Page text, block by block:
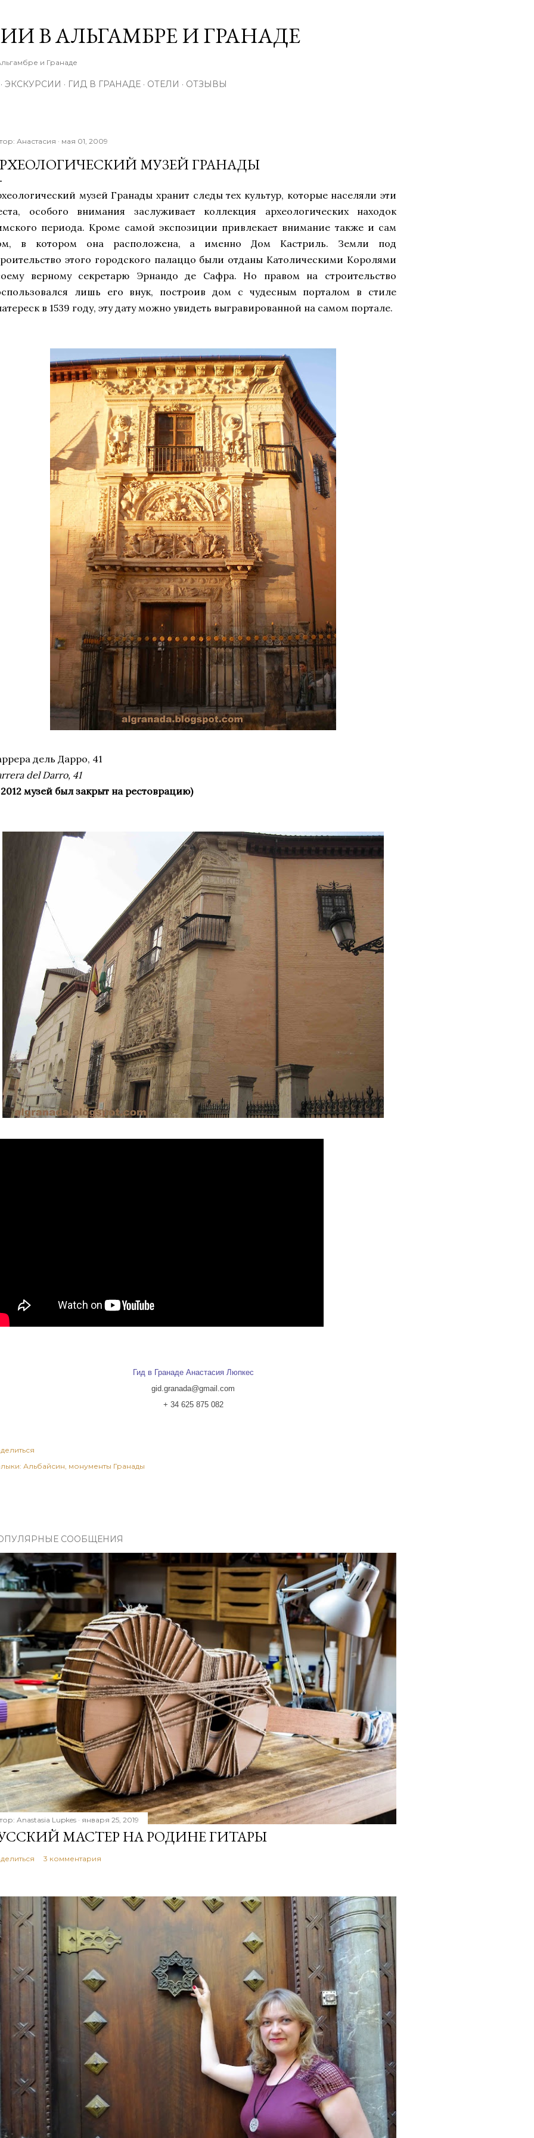
В АЛЬГАМБРЕ И ГРАНАДЕ
и Гранаде
ЭКСКУРСИИ ГИД В ГРАНАДЕ ОТЕЛИ ОТЗЫВЫ
Анастасия мая 01, 2009
МУЗЕЙ ГРАНАДЫ
музей Гранады хранит следы тех культур, которые населяли эти
особого внимания заслуживает коллекция археологических находок
периода. Кроме самой экспозиции привлекает внимание также и сам
в котором она расположена, а именно Дом Кастриль. Земли под
этого городского палаццо были отданы Католическими Королями
верному секретарю Эрнандо де Сафра. Но правом на строительство
лишь его внук, построив дом с чудесным порталом в стиле
в 1539 году, эту дату можно увидеть выгравированной на самом портале.
дель Дарро, 41
del Darro, 41
2012 музей был закрыт на рестоврацию)
Гид в Гранаде Анастасия Люпкес
gid.granada@gmail.com
+ 34 625 875 082
Альбайсин монументы Гранады
СООБЩЕНИЯ
Anastasia Lupkes января 25, 2019
МАСТЕР НА РОДИНЕ ГИТАРЫ
3 комментария